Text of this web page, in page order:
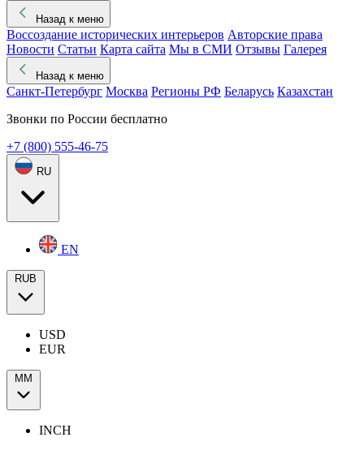
Назад к меню
Воссоздание исторических интерьеров Авторские права
Новости Статьи Карта сайта Мы в СМИ Отзывы Галерея
Назад к меню
Санкт-Петербург Москва Регионы РФ Беларусь Казахстан
Звонки по России бесплатно
+7 (800) 555-46-75
RU
EN
RUB
USD
EUR
ММ
INCH